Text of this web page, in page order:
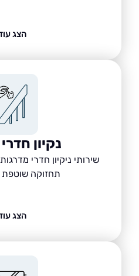
נקיון חדרי
שירותי ניקיון חדרי מדרגות
תחזוקה שוטפת וניקיון